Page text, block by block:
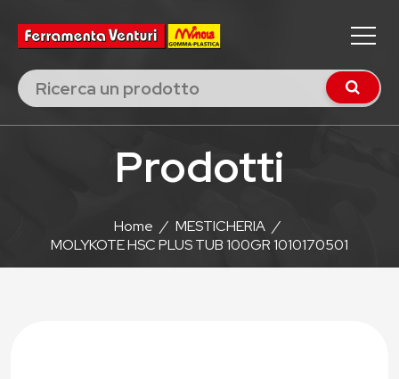
Prodotti
Home / MESTICHERIA /
MOLYKOTE HSC PLUS TUB 100GR 1010170501